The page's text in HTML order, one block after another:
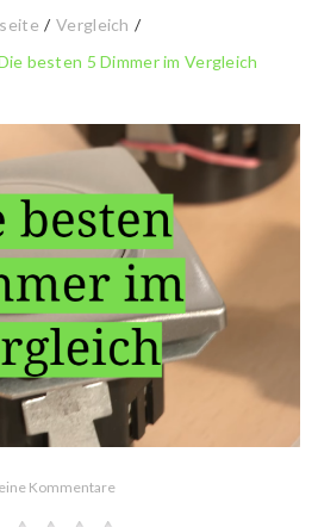
/ Vergleich /
besten 5 Dimmer im Vergleich
Kommentare